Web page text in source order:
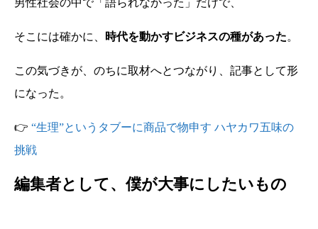
男性社会の中で「語られなかった」だけで、
そこには確かに、 時代を動かすビジネスの種があった。
この気づきが、のちに取材へとつながり、記事として形
になった。
👉 “生理”というタブーに商品で物申す ハヤカワ五味の
挑戦
編集者として、僕が大事にしたいもの